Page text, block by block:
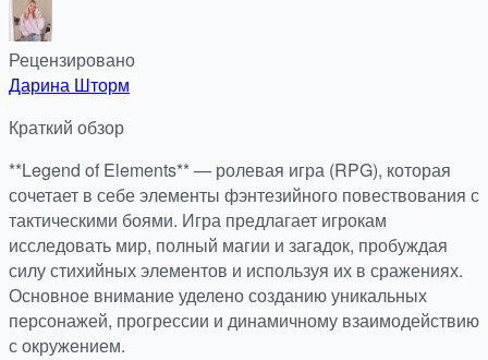
Рецензировано
Дарина Шторм
Краткий обзор
**Legend of Elements** — ролевая игра (RPG), которая
сочетает в себе элементы фэнтезийного повествования с
тактическими боями. Игра предлагает игрокам
исследовать мир, полный магии и загадок, пробуждая
силу стихийных элементов и используя их в сражениях.
Основное внимание уделено созданию уникальных
персонажей, прогрессии и динамичному взаимодействию
с окружением.